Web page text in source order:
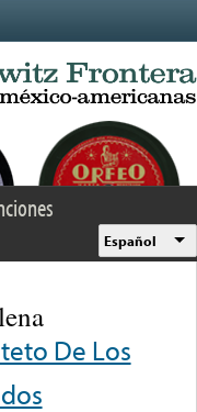
Español
De Los